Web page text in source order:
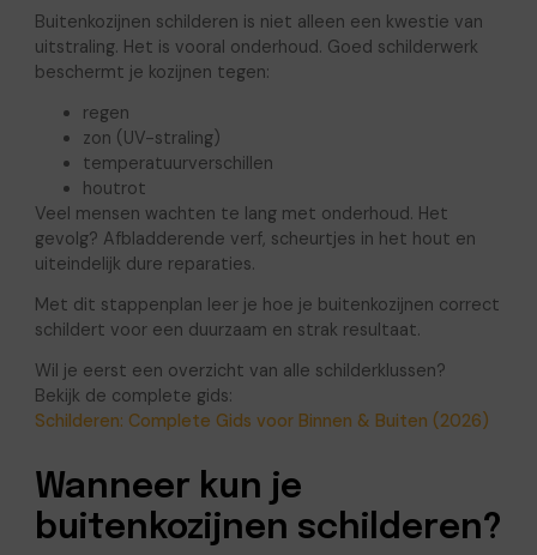
Buitenkozijnen schilderen is niet alleen een kwestie van
uitstraling. Het is vooral onderhoud. Goed schilderwerk
beschermt je kozijnen tegen:
regen
zon (UV-straling)
temperatuurverschillen
houtrot
Veel mensen wachten te lang met onderhoud. Het
gevolg? Afbladderende verf, scheurtjes in het hout en
uiteindelijk dure reparaties.
Met dit stappenplan leer je hoe je buitenkozijnen correct
schildert voor een duurzaam en strak resultaat.
Wil je eerst een overzicht van alle schilderklussen?
Bekijk de complete gids:
Schilderen: Complete Gids voor Binnen & Buiten (2026)
Wanneer kun je
buitenkozijnen schilderen?